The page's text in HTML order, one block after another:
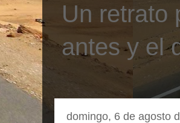
Un retrato
antes y el
domingo, 6 de agosto